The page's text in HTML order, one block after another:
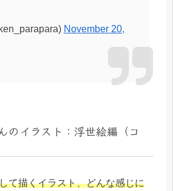
November 20,
のイラスト：浮世絵編（コ
て描くイラスト、どんな感じに